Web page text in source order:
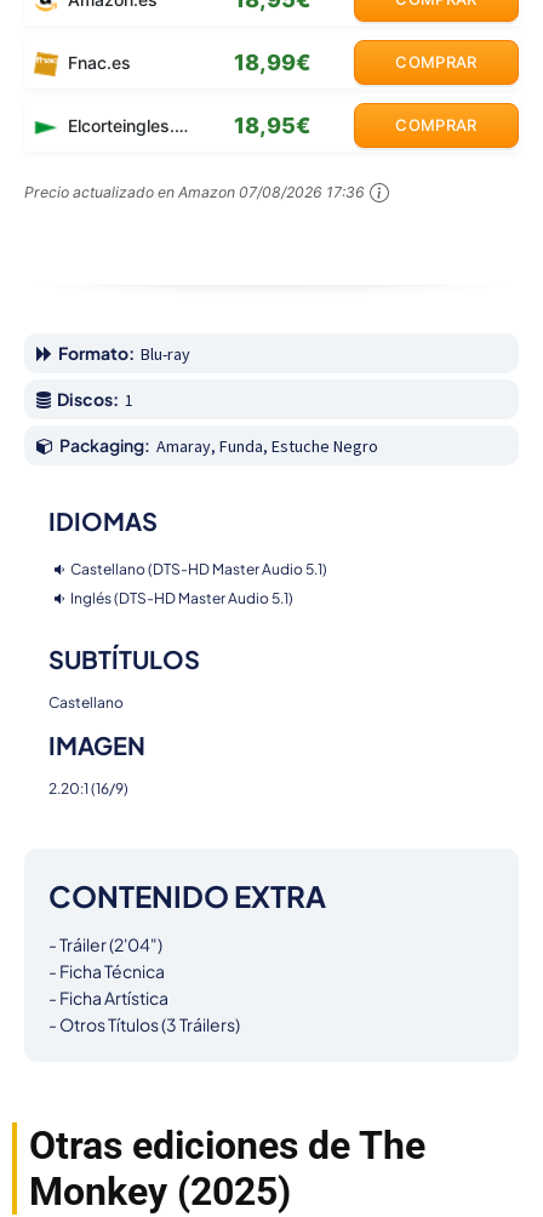
Fnac.es 18,99€ COMPRAR
Elcorteingles.es 18,95€ COMPRAR
Precio actualizado en Amazon 07/08/2026 17:36
Formato: Blu-ray
Discos: 1
Packaging: Amaray, Funda, Estuche Negro
IDIOMAS
Castellano (DTS-HD Master Audio 5.1)
Inglés (DTS-HD Master Audio 5.1)
SUBTÍTULOS
Castellano
IMAGEN
2.20:1 (16/9)
CONTENIDO EXTRA
- Tráiler (2'04")
- Ficha Técnica
- Ficha Artística
- Otros Títulos (3 Tráilers)
Otras ediciones de The
Monkey (2025)